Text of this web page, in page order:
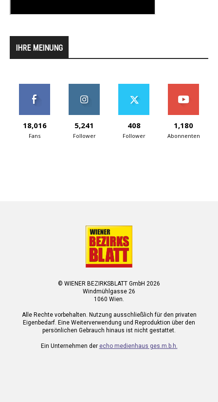
IHRE MEINUNG
18,016
Fans
5,241
Follower
408
Follower
1,180
Abonnenten
© WIENER BEZIRKSBLATT GmbH 2026
Windmühlgasse 26
1060 Wien.
Alle Rechte vorbehalten. Nutzung ausschließlich für den privaten
Eigenbedarf. Eine Weiterverwendung und Reproduktion über den
persönlichen Gebrauch hinaus ist nicht gestattet.
Ein Unternehmen der echo medienhaus ges.m.b.h.